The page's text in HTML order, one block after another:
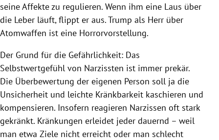
seine Affekte zu regulieren. Wenn ihm eine Laus über
die Leber läuft, flippt er aus.Trump als Herr über
Atomwaffen ist eine Horrorvorstellung.
Der Grund für die Gefährlichkeit: Das
Selbstwertgefühl von Narzissten ist immer prekär.
Die Überbewertung der eigenen Person soll ja die
Unsicherheit und leichte Kränkbarkeit kaschieren und
kompensieren. Insofern reagieren Narzissen oft stark
gekränkt. Kränkungen erleidet jeder dauernd – weil
man etwa Ziele nicht erreicht oder man schlecht